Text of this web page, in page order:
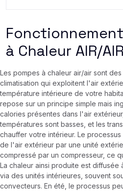
à Chaleur AIR/AIR
Les pompes à chaleur air/air sont
climatisation qui exploitent l'air
température intérieure de votre
repose sur un principe simple mais
calories présentes dans l'air
températures sont basses, et les
chauffer votre intérieur. Le
de l'air extérieur par une unité
compressé par un compresseur, ce
La chaleur ainsi produite est diffusée
via des unités intérieures, souvent
convecteurs. En été, le processus